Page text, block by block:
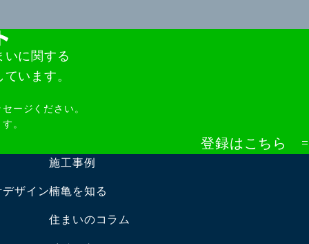
いに関する
います。
ージください。
。
登録はこちら
デザイン
施工事例
楠亀を知る
住まいのコラム